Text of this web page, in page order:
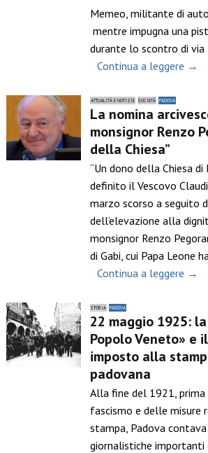
Memeo, militante di
mentre impugna una
durante lo scontro di via
Continua a leggere →
ATTUALITÀ E NOTIZIE SOCIETÀ PADOVA
La nomina
monsignor Renzo
della Chiesa”
“Un dono della Chiesa di
definito il Vescovo
marzo scorso a seguito
dell’elevazione alla
monsignor Renzo
di Gabi, cui Papa Leone
Continua a leggere →
STORIA PADOVA
22 maggio 1925:
Popolo Veneto» e
imposto alla
padovana
Alla fine del 1921,
fascismo e delle misure
stampa, Padova
giornalistiche importanti